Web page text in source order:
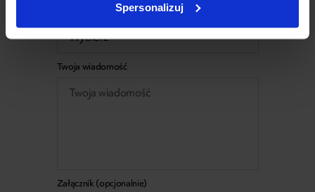
Spersonalizuj
Twoja wiadomość
Załącznik (opcjonalnie)